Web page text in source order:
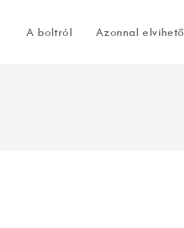
A boltról Azonnal elvihető